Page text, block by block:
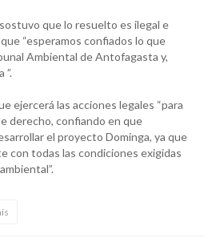
que lo resuelto es ilegal e
“esperamos confiados lo que
Ambiental de Antofagasta y,
”.
ejercerá las acciones legales “para
derecho, confiando en que
el proyecto Dominga, ya que
con todas las condiciones exigidas